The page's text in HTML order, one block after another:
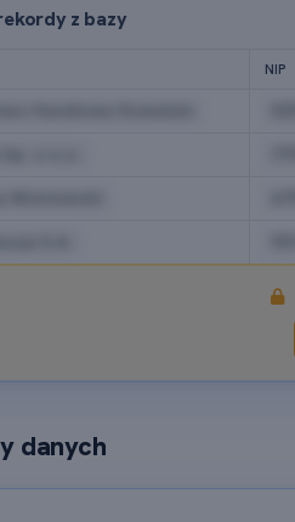
z bazy
NIP
danych